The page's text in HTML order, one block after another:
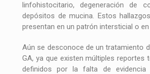
linfohistocitario, degeneración de
depósitos de mucina. Estos
presentan en un patrón intersticial o
Aún se desconoce de un tratamiento
GA, ya que existen múltiples reportes
definidos por la falta de evidencia